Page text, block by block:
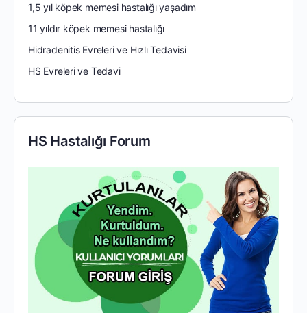
1,5 yıl köpek memesi hastalığı yaşadım
11 yıldır köpek memesi hastalığı
Hidradenitis Evreleri ve Hızlı Tedavisi
HS Evreleri ve Tedavi
HS Hastalığı Forum